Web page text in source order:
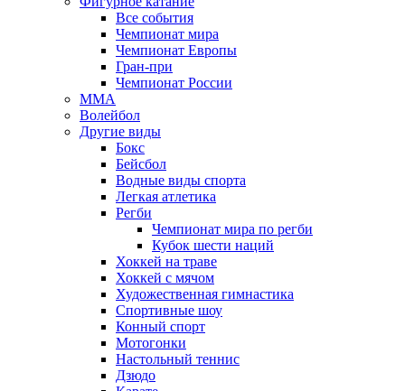
Все события
Чемпионат мира
Чемпионат Европы
Гран-при
Чемпионат России
MMA
Волейбол
Другие виды
Бокс
Бейсбол
Водные виды спорта
Легкая атлетика
Регби
Чемпионат мира по регби
Кубок шести наций
Хоккей на траве
Хоккей с мячом
Художественная гимнастика
Спортивные шоу
Конный спорт
Мотогонки
Настольный теннис
Дзюдо